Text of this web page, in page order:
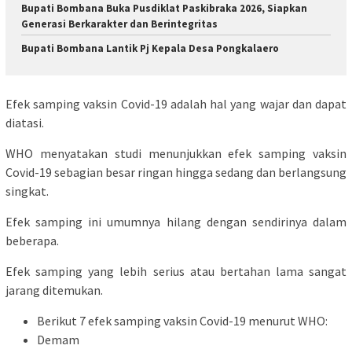
Bupati Bombana Buka Pusdiklat Paskibraka 2026, Siapkan
Generasi Berkarakter dan Berintegritas
Bupati Bombana Lantik Pj Kepala Desa Pongkalaero
Efek samping vaksin Covid-19 adalah hal yang wajar dan dapat
diatasi.
WHO menyatakan studi menunjukkan efek samping vaksin
Covid-19 sebagian besar ringan hingga sedang dan berlangsung
singkat.
Efek samping ini umumnya hilang dengan sendirinya dalam
beberapa.
Efek samping yang lebih serius atau bertahan lama sangat
jarang ditemukan.
Berikut 7 efek samping vaksin Covid-19 menurut WHO:
Demam